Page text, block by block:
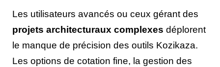
Les utilisateurs avancés ou ceux gérant des
projets architecturaux complexes déplorent
le manque de précision des outils Kozikaza.
Les options de cotation fine, la gestion des